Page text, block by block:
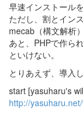
早速インストール
ただし、割とイン
mecab（構文解析
あと、PHPで作ら
といけない。
とりあえず、導入
start [yasuharu's
http://